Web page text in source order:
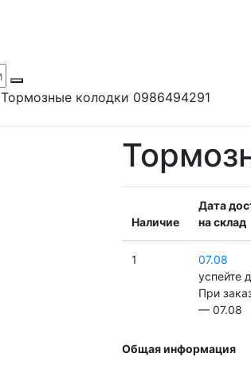
Тормозные колодки 0986494291
Наличие
Дата
на склад
1
07.08
успейте
При
— 07.08
Общая информация